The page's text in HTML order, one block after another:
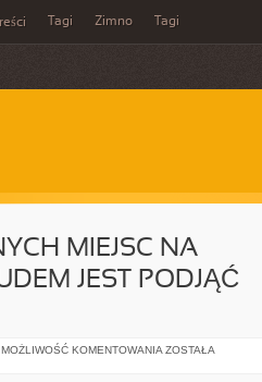
Tagi Zimno Tagi
MIEJSC NA
JEST PODJĄĆ
MOŻLIWOŚĆ KOMENTOWANIA ISTNIEJE
ZOSTAŁA